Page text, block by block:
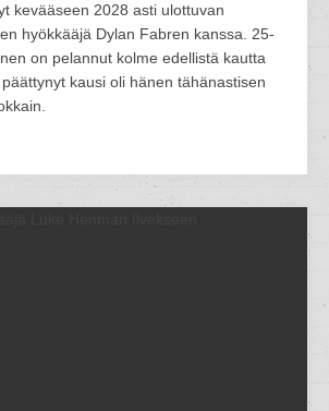
kevääseen 2028 asti ulottuvan
hyökkääjä Dylan Fabren kanssa. 25-
on pelannut kolme edellistä kautta
kausi oli hänen tähänastisen